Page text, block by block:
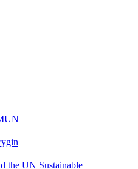
the UN Sustainable